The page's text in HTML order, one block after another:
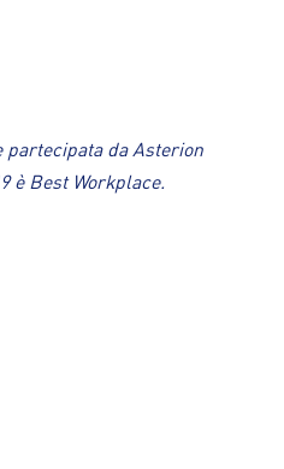
partecipata da Asterion
è Best Workplace.